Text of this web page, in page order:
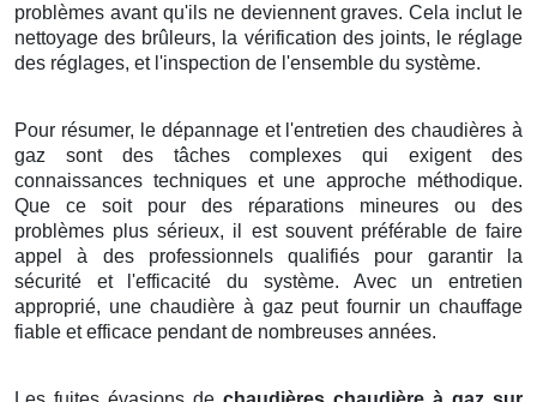
problèmes avant qu'ils ne deviennent graves. Cela inclut le
nettoyage des brûleurs, la vérification des joints, le réglage
des réglages, et l'inspection de l'ensemble du système.
Pour résumer, le dépannage et l'entretien des chaudières à
gaz sont des tâches complexes qui exigent des
connaissances techniques et une approche méthodique.
Que ce soit pour des réparations mineures ou des
problèmes plus sérieux, il est souvent préférable de faire
appel à des professionnels qualifiés pour garantir la
sécurité et l'efficacité du système. Avec un entretien
approprié, une chaudière à gaz peut fournir un chauffage
fiable et efficace pendant de nombreuses années.